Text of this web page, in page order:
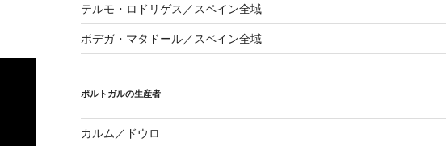
テルモ・ロドリゲス／スペイン全域
ボデガ・マタドール／スペイン全域
ポルトガルの生産者
カルム／ドウロ